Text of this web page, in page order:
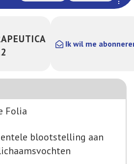
Ik wil me
Folia
blootstelling aan